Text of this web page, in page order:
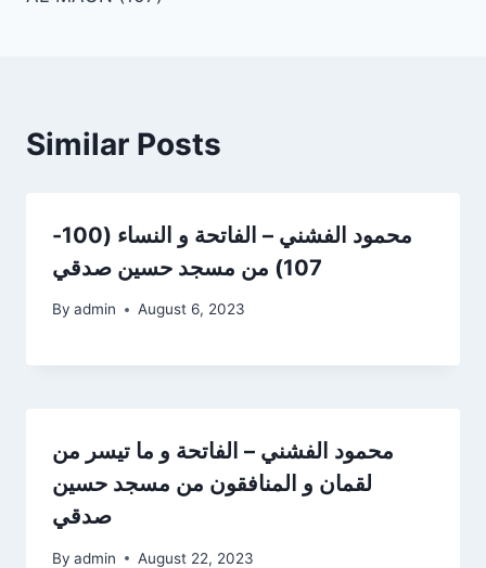
Similar Posts
محمود الفشني – الفاتحة و النساء (100-
107) من مسجد حسين صدقي
By admin August 6, 2023
محمود الفشني – الفاتحة و ما تيسر من
لقمان و المنافقون من مسجد حسين
صدقي
By admin August 22, 2023